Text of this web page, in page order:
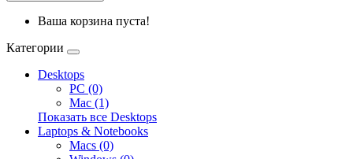
Ваша корзина пуста!
Категории
Desktops
PC (0)
Mac (1)
Показать все Desktops
Laptops & Notebooks
Macs (0)